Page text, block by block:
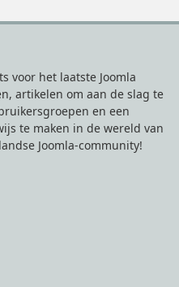
voor het laatste Joomla
artikelen om aan de slag te
en een
te maken in de wereld van
Joomla-community!